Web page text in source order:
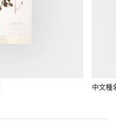
中文種